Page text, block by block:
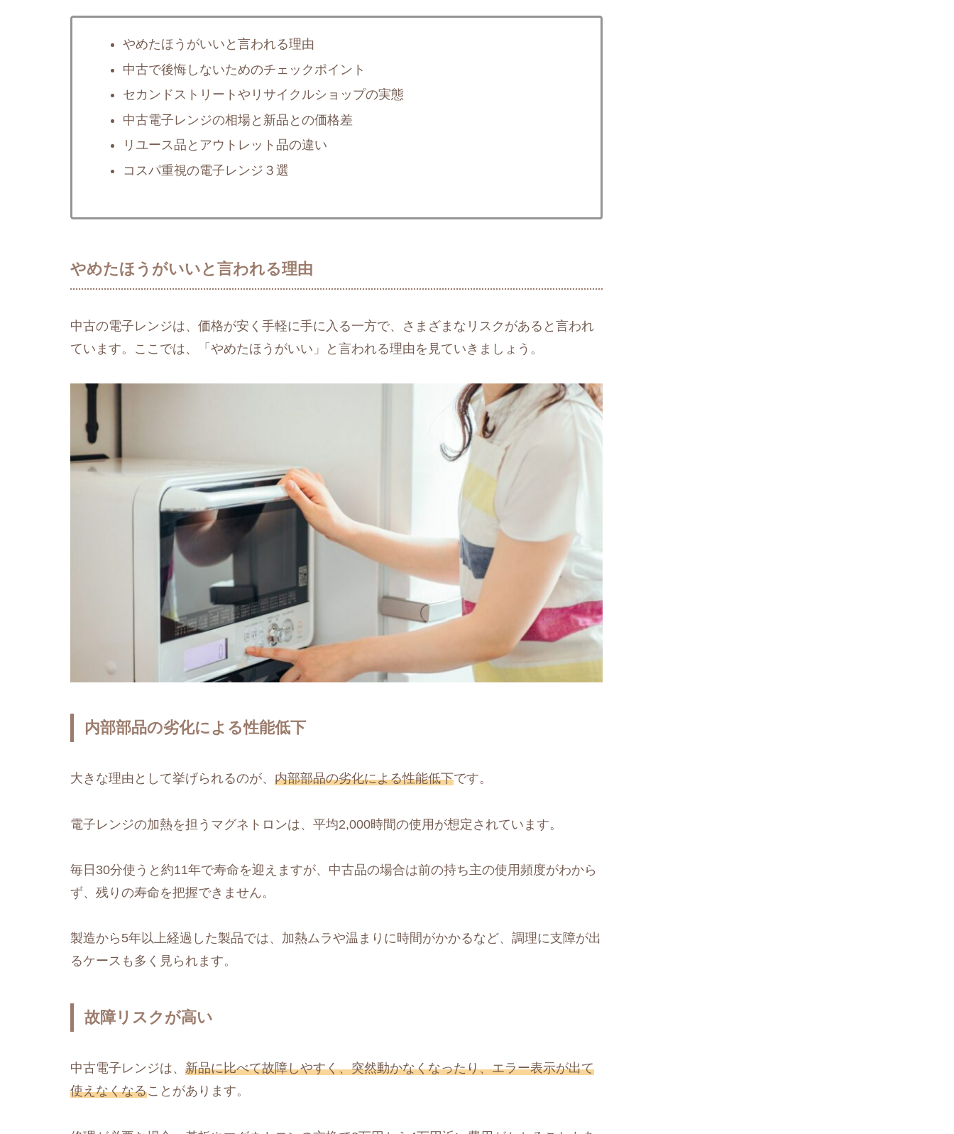
やめたほうがいいと言われる理由
中古で後悔しないためのチェックポイント
セカンドストリートやリサイクルショップの実態
中古電子レンジの相場と新品との価格差
リユース品とアウトレット品の違い
コスパ重視の電子レンジ３選
やめたほうがいいと言われる理由
中古の電子レンジは、価格が安く手軽に手に入る一方で、さまざまなリスクがあると言われ
ています。ここでは、「やめたほうがいい」と言われる理由を見ていきましょう。
内部部品の劣化による性能低下
大きな理由として挙げられるのが、 内部部品の劣化による性能低下です。
電子レンジの加熱を担うマグネトロンは、平均2,000時間の使用が想定されています。
毎日30分使うと約11年で寿命を迎えますが、中古品の場合は前の持ち主の使用頻度がわから
ず、残りの寿命を把握できません。
製造から5年以上経過した製品では、加熱ムラや温まりに時間がかかるなど、調理に支障が出
るケースも多く見られます。
故障リスクが高い
中古電子レンジは、 新品に比べて故障しやすく、突然動かなくなったり、エラー表示が出て
使えなくなることがあります。